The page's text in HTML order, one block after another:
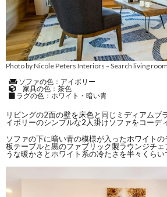
Photo by Nicole Peters Interiors –Search living
ソファの色：アイボリー
家具の色：茶色
ラグの色：ホワイト・暗い青
リビングの2面の壁を床色と同じミディアムブ
イボリーのシンプルな2人掛けソファをコーデ
ソファの下に暗い青の模様が入ったホワイト
板テーブルと黒のファブリック製ラウンジチェ
うな暖かさとホワイト系の冷たさを半々くらい